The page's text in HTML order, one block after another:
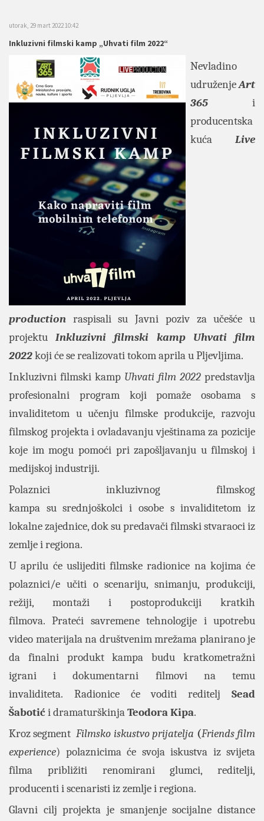
utorak, 29 mart 2022 10:42
Inkluzivni filmski kamp „Uhvati film 2022“
Nevladino
udruženjeArt
365 i
producentska
kuća Live
production raspisali su Javni poziv za učešće u
projektuInkluzivni filmski kamp Uhvati film
2022koji će se realizovati tokom aprila u Pljevljima.
Inkluzivni filmski kamp Uhvati film 2022 predstavlja
profesionalni program koji pomaže osobama s
invaliditetom u učenju filmske produkcije, razvoju
filmskog projekta i ovladavanju vještinama za pozicije
koje im mogu pomoći pri zapošljavanju u filmskoj i
medijskoj industriji.
Polaznici inkluzivnog filmskog
kampa su srednjoškolci i osobe s invaliditetom iz
lokalne zajednice, dok su predavači filmski stvaraoci iz
zemlje i regiona.
U aprilu će uslijediti filmske radionice na kojima će
polaznici/e učiti o scenariju, snimanju, produkciji,
režiji, montaži i postoprodukciji kratkih
filmova. Prateći savremene tehnologije i upotrebu
video materijala na društvenim mrežama planirano je
da finalni produkt kampa budu kratkometražni
igrani i dokumentarni filmovi na temu
invaliditeta. Radionice će voditi reditelj Sead
Šabotići dramaturškinjaTeodora Kipa.
Kroz segmentFilmsko iskustvo prijatelja (Friends film
experience) polaznicima će svoja iskustva iz svijeta
filma približiti renomirani glumci, reditelji,
producenti i scenaristi iz zemlje i regiona.
Glavni cilj projekta je smanjenje socijalne distance